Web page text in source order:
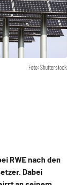
Foto: Shutterstock
RWE nach den
Dabei